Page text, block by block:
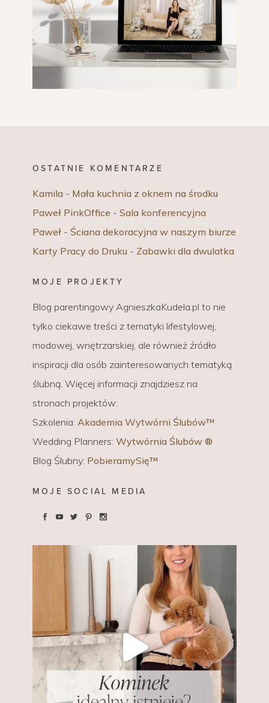
OSTATNIE KOMENTARZE
Kamila - Mała kuchnia z oknem na środku
Paweł PinkOffice - Sala konferencyjna
Paweł - Ściana dekoracyjna w naszym biurze
Karty Pracy do Druku - Zabawki dla dwulatka
MOJE PROJEKTY
Blog parentingowy AgnieszkaKudela.pl to nie
tylko ciekawe treści z tematyki lifestylowej,
modowej, wnętrzarskiej, ale również źródło
inspiracji dla osób zainteresowanych tematyką
ślubną. Więcej informacji znajdziesz na
stronach projektów:
Szkolenia: Akademia Wytwórni Ślubów™
Wedding Planners: Wytwórnia Ślubów ®
Blog Ślubny: PobieramySię™
MOJE SOCIAL MEDIA